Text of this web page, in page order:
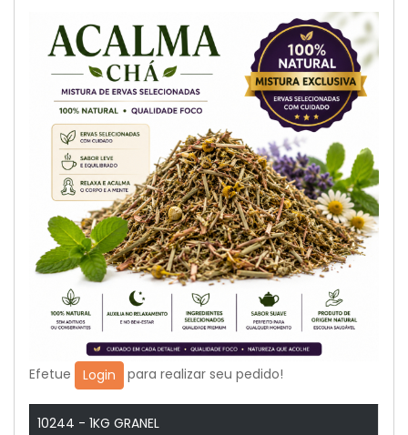
Efetue Login para realizar seu pedido!
10244 - 1KG GRANEL